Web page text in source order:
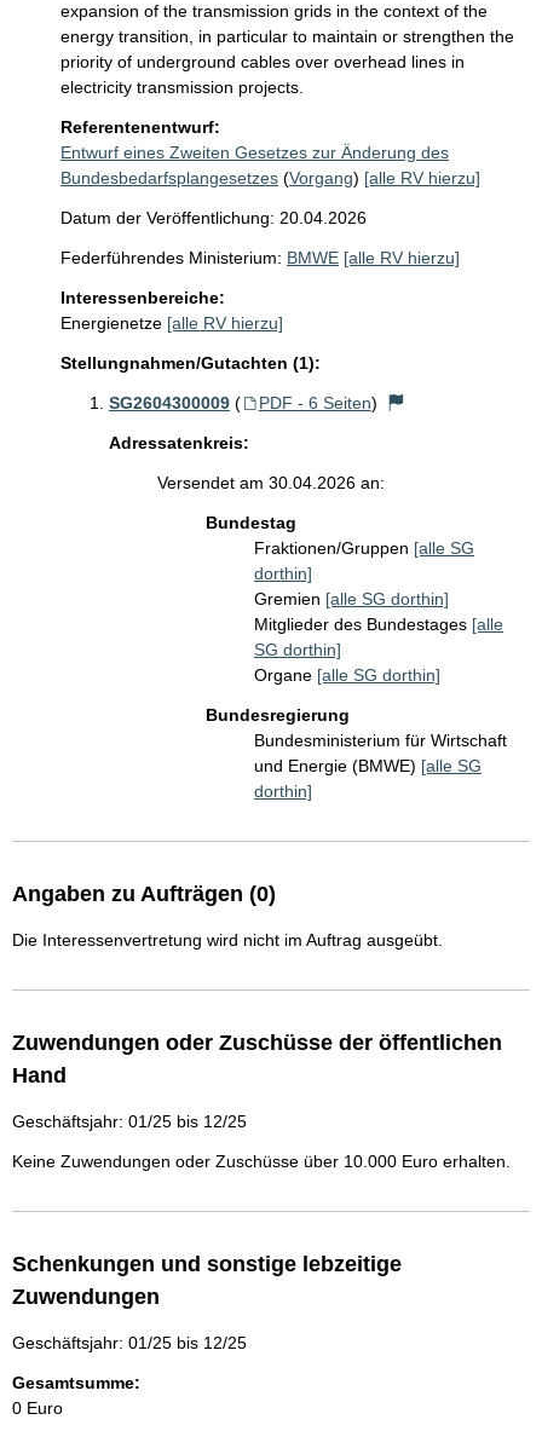
expansion of the transmission grids in the context of the
energy transition, in particular to maintain or strengthen the
priority of underground cables over overhead lines in
electricity transmission projects.
Referentenentwurf:
Entwurf eines Zweiten Gesetzes zur Änderung des
Bundesbedarfsplangesetzes (Vorgang) [alle RV hierzu]
Datum der Veröffentlichung: 20.04.2026
Federführendes Ministerium: BMWE [alle RV hierzu]
Interessenbereiche:
Energienetze [alle RV hierzu]
Stellungnahmen/Gutachten (1):
SG2604300009 ( PDF - 6 Seiten)
Adressatenkreis:
Versendet am 30.04.2026 an:
Bundestag
Fraktionen/Gruppen [alle SG
dorthin]
Gremien [alle SG dorthin]
Mitglieder des Bundestages [alle
SG dorthin]
Organe [alle SG dorthin]
Bundesregierung
Bundesministerium für Wirtschaft
und Energie (BMWE) [alle SG
dorthin]
Angaben zu Aufträgen (0)
Die Interessenvertretung wird nicht im Auftrag ausgeübt.
Zuwendungen oder Zuschüsse der öffentlichen
Hand
Geschäftsjahr: 01/25 bis 12/25
Keine Zuwendungen oder Zuschüsse über 10.000 Euro erhalten.
Schenkungen und sonstige lebzeitige
Zuwendungen
Geschäftsjahr: 01/25 bis 12/25
Gesamtsumme:
0 Euro